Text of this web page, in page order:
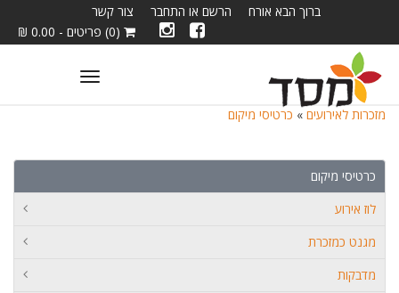
ברוך הבא אורח הרשם או התחבר
צור קשר
(0) פריטים - 0.00 ₪
Toggle
מזכרות לאירועים » כרטיסי מיקום
כרטיסי מיקום
לוז אירוע
מגנט כמזכרת
מדבקות